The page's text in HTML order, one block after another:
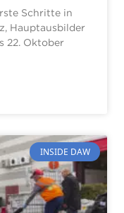
Schritte in
Hauptausbilder
22. Oktober
INSIDE DAW